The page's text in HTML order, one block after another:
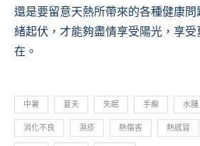
還是要留意天熱所帶來的各種健康
緒起伏，才能夠盡情享受陽光，享
在。
中暑 夏天 失眠 手癬 水腫
消化不良 濕疹 熱傷害 熱感冒